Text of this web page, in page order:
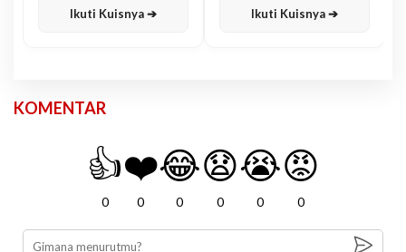
Ikuti Kuisnya ➔ Ikuti Kuisnya ➔
KOMENTAR
👍
0
❤️
0
😂
0
😧
0
😭
0
😡
0